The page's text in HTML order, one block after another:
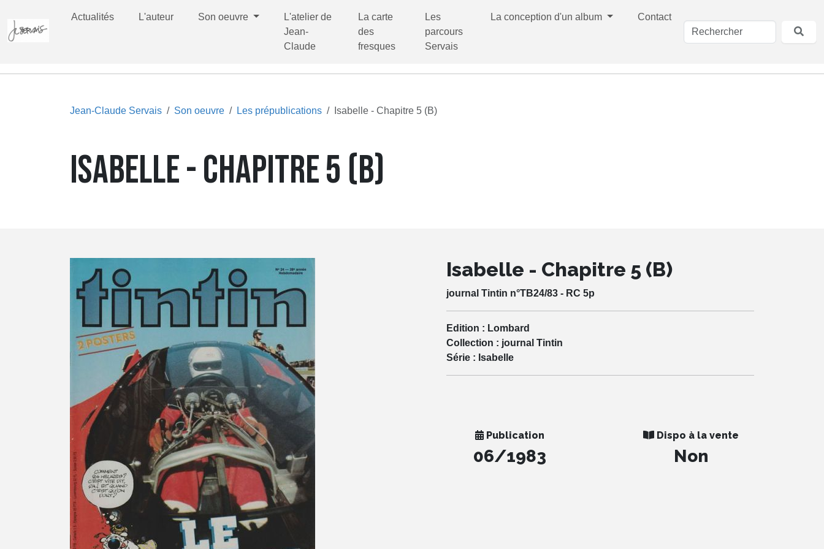
Actualités L'auteur Son oeuvre
L'atelier de
Jean-
Claude
La carte
des
fresques
Les
parcours
Servais
La conception d'un album Contact
Jean-Claude Servais Son oeuvre Les prépublications Isabelle - Chapitre 5 (B)
ISABELLE - CHAPITRE 5 (B)
Isabelle - Chapitre 5 (B)
journal Tintin n°TB24/83 - RC 5p
Edition : Lombard
Collection : journal Tintin
Série : Isabelle
Publication
06/1983
Dispo à la vente
Non